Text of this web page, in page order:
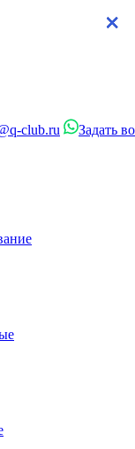
club.ru Задать
×
×
×
×